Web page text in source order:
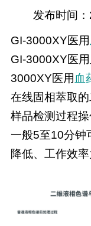
发布时间
GI-3000XY医用
GI-3000XY医
3000XY医用血
在线固相萃取
样品检测过程
一般5至10分钟
降低、工作效